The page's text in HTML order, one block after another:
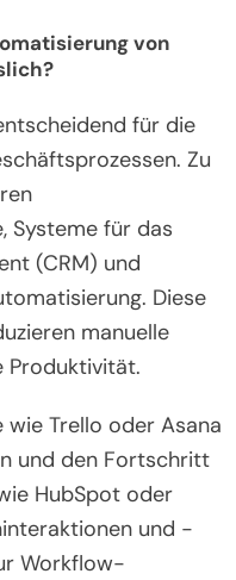
von
für die
Zu
Systeme für das
(CRM) und
Diese
manuelle
Produktivität.
Trello oder Asana
und den Fortschritt
HubSpot oder
und -
Workflow-